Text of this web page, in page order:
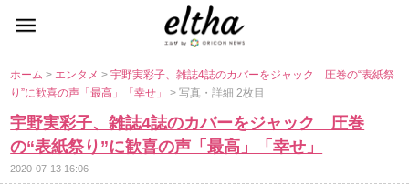
ホーム> エンタメ>宇野実彩子、雑誌4誌のカバーをジャック 圧巻の“表紙祭
り”に歓喜の声「最高」「幸せ」> 写真・詳細 2枚目
宇野実彩子、雑誌4誌のカバーをジャック 圧巻
の“表紙祭り”に歓喜の声「最高」「幸せ」
2020-07-13 16:06